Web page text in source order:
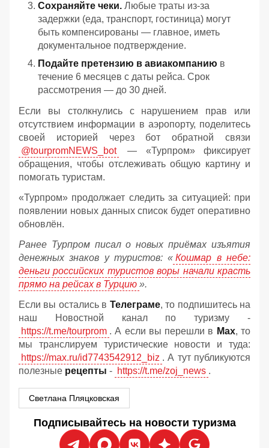
Сохраняйте чеки. Любые траты из‑за
задержки (еда, транспорт, гостиница) могут
быть компенсированы — главное, иметь
документальное подтверждение.
Подайте претензию в авиакомпанию в
течение 6 месяцев с даты рейса. Срок
рассмотрения — до 30 дней.
Если вы столкнулись с нарушением прав или
отсутствием информации в аэропорту, поделитесь
своей историей через бот обратной связи
@tourpromNEWS_bot
— «Турпром» фиксирует
обращения, чтобы отслеживать общую картину и
помогать туристам.
«Турпром» продолжает следить за ситуацией: при
появлении новых данных список будет оперативно
обновлён.
Ранее Турпром писал о новых приёмах изъятия
денежных знаков у туристов: « Кошмар в небе:
деньги российских туристов воры начали красть
прямо на рейсах в Турцию ».
Если вы остались в Телеграме, то подпишитесь на
наш Новостной канал по туризму -
https://t.me/tourprom . А если вы перешли в Мах, то
мы транслируем туристические новости и туда:
https://max.ru/id7743542912_biz . А тут публикуются
полезные рецепты - https://t.me/zoj_news .
Светлана Пляцковская
Подписывайтесь на новости туризма